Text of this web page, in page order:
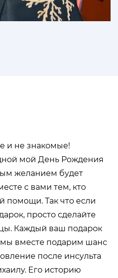
и не знакомые!
мой День Рождения
желанием будет
с вами тем, кто
помощи. Так что если
просто сделайте
Каждый ваш подарок
мы вместе подарим шанс
после инсульта
Его историю